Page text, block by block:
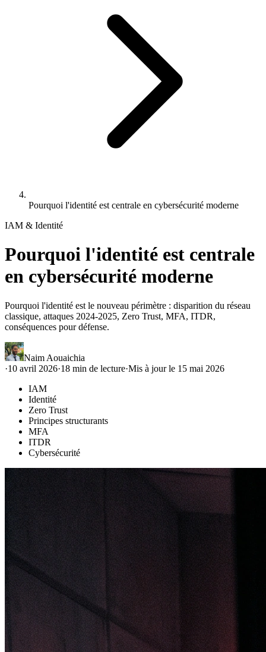
Pourquoi l'identité est centrale en cybersécurité moderne
IAM & Identité
Pourquoi l'identité est centrale
en cybersécurité moderne
Pourquoi l'identité est le nouveau périmètre : disparition du réseau
classique, attaques 2024-2025, Zero Trust, MFA, ITDR,
conséquences pour défense.
Naim Aouaichia
·10 avril 2026·18 min de lecture·Mis à jour le 15 mai 2026
IAM
Identité
Zero Trust
Principes structurants
MFA
ITDR
Cybersécurité